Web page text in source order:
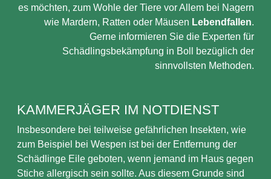
es möchten, zum Wohle der Tiere vor Allem bei Nagern
wie Mardern, Ratten oder Mäusen Lebendfallen.
Gerne informieren Sie die Experten für
Schädlingsbekämpfung in Boll bezüglich der
sinnvollsten Methoden.
KAMMERJÄGER IM NOTDIENST
Insbesondere bei teilweise gefährlichen Insekten, wie
zum Beispiel bei Wespen ist bei der Entfernung der
Schädlinge Eile geboten, wenn jemand im Haus gegen
Stiche allergisch sein sollte. Aus diesem Grunde sind